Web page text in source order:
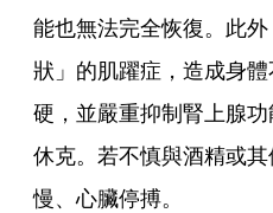
能也無法完全恢復。此
狀」的肌躍症，造成身
硬，並嚴重抑制腎上腺
休克。若不慎與酒精或
慢、心臟停搏。